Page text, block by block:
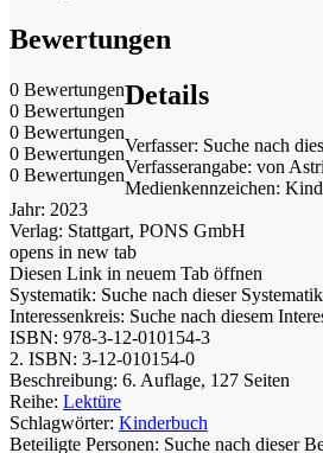
Bewertungen
0 Bewertungen
0 Bewertungen
0 Bewertungen
0 Bewertungen
0 Bewertungen
Details
Verfasser: Suche nach
Verfasserangabe: von
Medienkennzeichen:
Jahr: 2023
Verlag: Stattgart, PONS GmbH
opens in new tab
Diesen Link in neuem Tab öffnen
Systematik: Suche nach dieser Systematik
Interessenkreis: Suche nach diesem
ISBN: 978-3-12-010154-3
2. ISBN: 3-12-010154-0
Beschreibung: 6. Auflage, 127 Seiten
Reihe: Lektüre
Schlagwörter: Kinderbuch
Beteiligte Personen: Suche nach dieser